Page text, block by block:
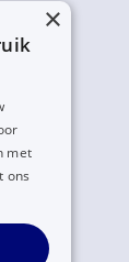
×
met
ons